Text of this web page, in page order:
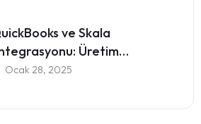
ve Skala
Üretim…
Ocak 28, 2025